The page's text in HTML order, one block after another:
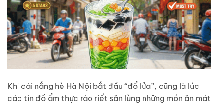
Khi cái nắng hè Hà Nội bắt đầu “đổ lửa”, cũng là lúc
các tín đồ ẩm thực ráo riết săn lùng những món ăn mát